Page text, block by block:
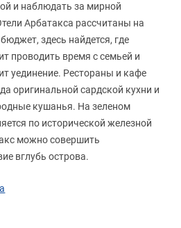
и наблюдать за мирной
Арбатакса рассчитаны на
здесь найдется, где
проводить время с семьей и
уединение. Рестораны и кафе
оригинальной сардской кухни и
кушанья. На зеленом
по исторической железной
можно совершить
вглубь острова.